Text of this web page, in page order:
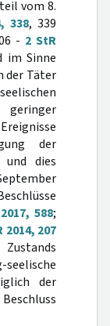
vom 8.
338, 339
- 2 StR
im Sinne
der Täter
der
und dies
588;
2014, 207
der